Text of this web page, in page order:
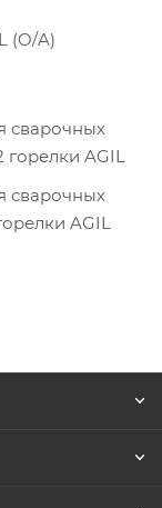
(O/A)
сварочных
горелки AGIL
сварочных
AGIL